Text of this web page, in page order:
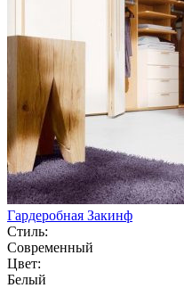
Гардеробная Закинф
Стиль:
Современный
Цвет:
Белый